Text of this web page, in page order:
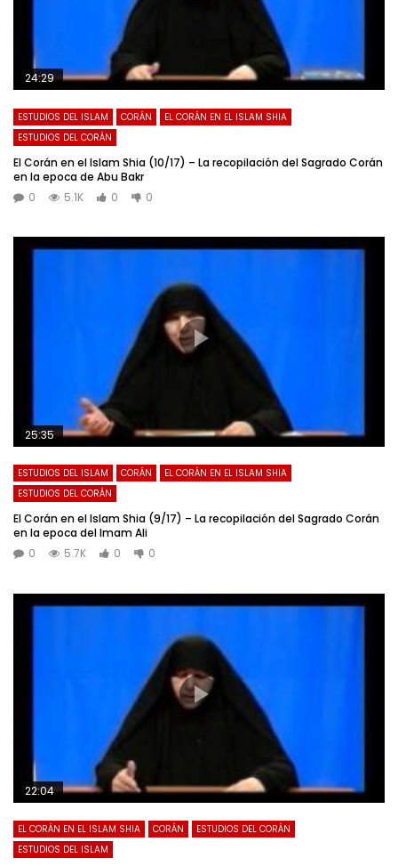
24:29
ESTUDIOS DEL ISLAM CORÁN
EL CORÁN EN EL ISLAM SHIA
ESTUDIOS DEL CORÁN
El Corán en el Islam Shia (10/17) – La recopilación del Sagrado Corán
en la epoca de Abu Bakr
0
5.1K 0 0
25:35
ESTUDIOS DEL ISLAM CORÁN
EL CORÁN EN EL ISLAM SHIA
ESTUDIOS DEL CORÁN
El Corán en el Islam Shia (9/17) – La recopilación del Sagrado Corán
en la epoca del Imam Ali
0
5.7K 0 0
22:04
EL CORÁN EN EL ISLAM SHIA CORÁN
ESTUDIOS DEL CORÁN
ESTUDIOS DEL ISLAM